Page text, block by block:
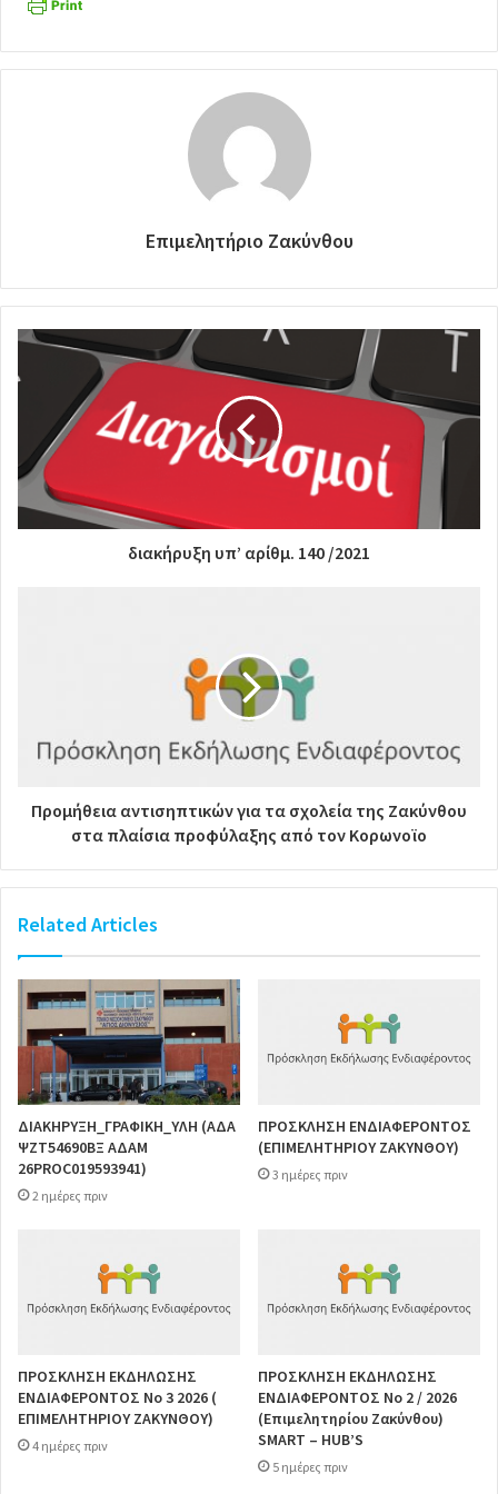
Επιμελητήριο Ζακύνθου
διακήρυξη υπ’ αρίθμ. 140 /2021
Προμήθεια αντισηπτικών για τα σχολεία της Ζακύνθου
στα πλαίσια προφύλαξης από τον Κορωνοϊο
Related Articles
ΔΙΑΚΗΡΥΞΗ_ΓΡΑΦΙΚΗ_ΥΛΗ (ΑΔΑ
ΨΖΤ54690ΒΞ ΑΔΑΜ
26PROC019593941)
2 ημέρες πριν
ΠΡΟΣΚΛΗΣΗ ΕΝΔΙΑΦΕΡΟΝΤΟΣ
(ΕΠΙΜΕΛΗΤΗΡΙΟΥ ΖΑΚΥΝΘΟΥ)
3 ημέρες πριν
ΠΡΟΣΚΛΗΣΗ ΕΚΔΗΛΩΣΗΣ
ΕΝΔΙΑΦΕΡΟΝΤΟΣ Νο 3 2026 (
ΕΠΙΜΕΛΗΤΗΡΙΟΥ ΖΑΚΥΝΘΟΥ)
4 ημέρες πριν
ΠΡΟΣΚΛΗΣΗ ΕΚΔΗΛΩΣΗΣ
ΕΝΔΙΑΦΕΡΟΝΤΟΣ Νο 2 / 2026
(Επιμελητηρίου Ζακύνθου)
SMART – HUB’S
5 ημέρες πριν